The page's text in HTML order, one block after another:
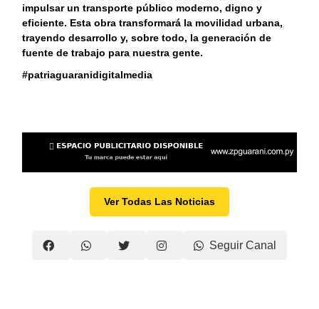
impulsar un transporte público moderno, digno y
eficiente. Esta obra transformará la movilidad urbana,
trayendo desarrollo y, sobre todo, la generación de
fuente de trabajo para nuestra gente.
#patriaguaranidigitalmedia
Ver Todas Las Noticias
Seguir Canal